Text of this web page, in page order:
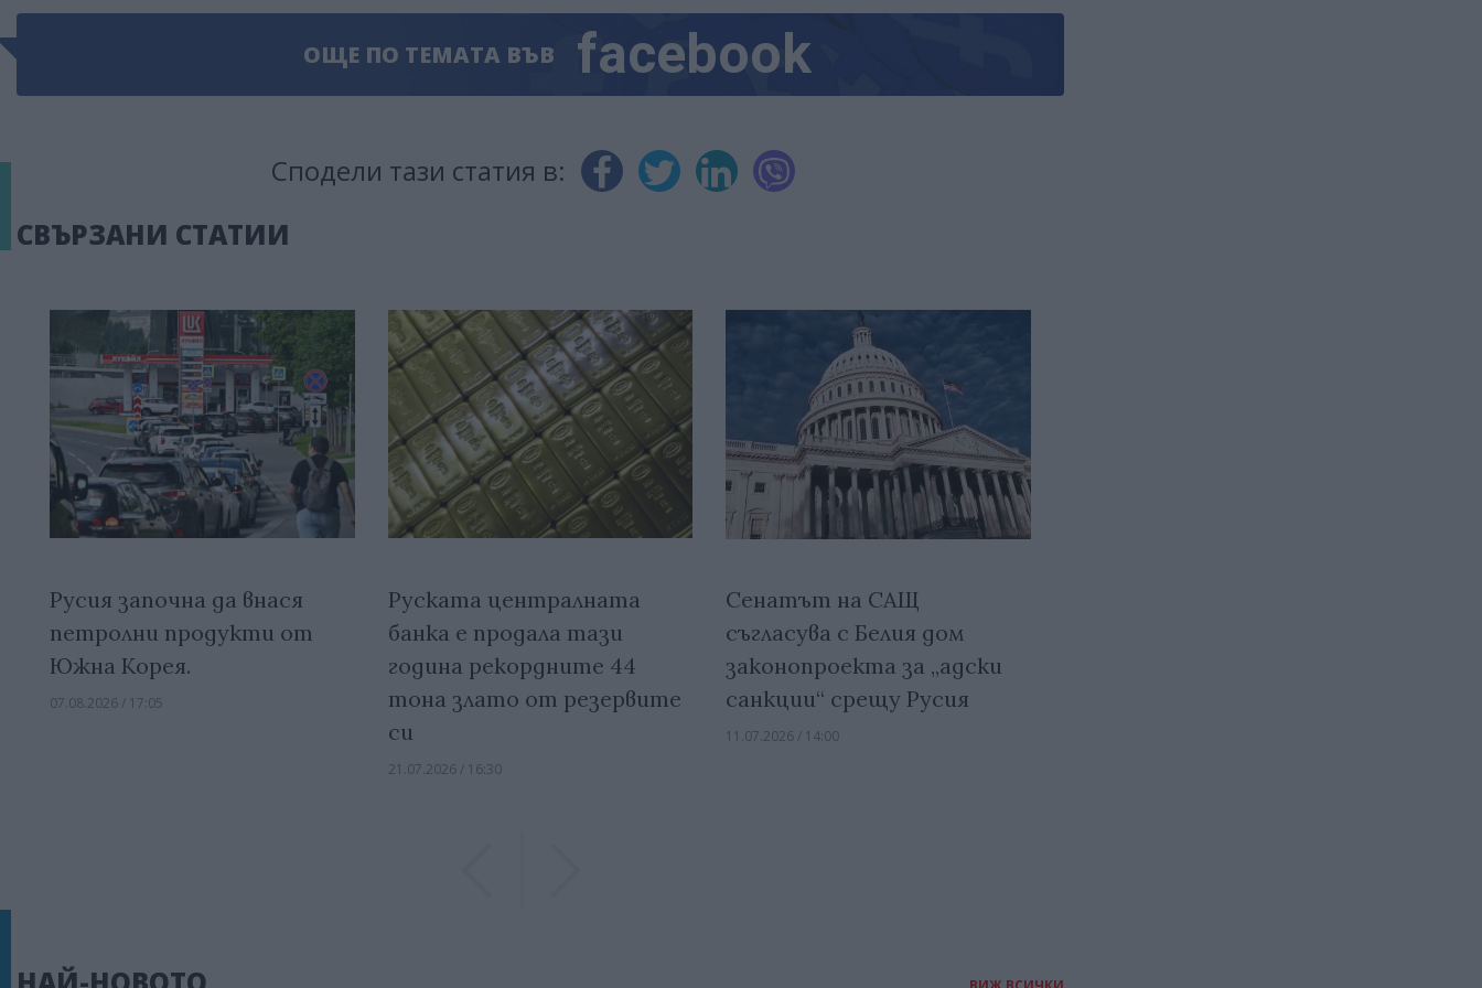
ОЩЕ ПО ТЕМАТА ВЪВ facebook
Сподели тази статия в:
СВЪРЗАНИ СТАТИИ
Русия започна да внася
петролни продукти от
Южна Корея.
07.08.2026 / 17:05
Руската централната
банка е продала тази
година рекордните 44
тона злато от резервите
си
21.07.2026 / 16:30
Сенатът на САЩ
съгласува с Белия дом
законопроекта за „адски
санкции“ срещу Русия
11.07.2026 / 14:00